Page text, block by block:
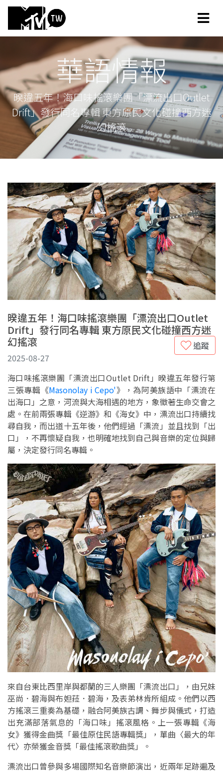
華語情報
暌違五年！海口味搖滾樂團「漂流出口Outlet
Drift」發行同名專輯 東方原民文化碰撞西方迷
幻搖滾
暌違五年！海口味搖滾樂團「漂流出口Outlet
Drift」發行同名專輯 東方原民文化碰撞西方迷
幻搖滾
追蹤
2025-08-27
海口味搖滾樂團「漂流出口Outlet Drift」暌違五年發行第
三張專輯《Masonolay i Cepo'》，為阿美族語中「漂流在
出海口」之意，河流與大海相遇的地方，象徵著生命交會之
處。在前兩張專輯《逆游》和《海女》中，漂流出口持續找
尋自我，而出道十五年後，他們經過「漂流」並且找到「出
口」，不再懷疑自我，也明確地找到自己與音樂的定位與歸
屬，決定發行同名專輯。
來自台東比西里岸與都蘭的三人樂團「漂流出口」，由兄妹
巫尚．碧海與布妲菈．碧海，及表弟林肯所組成。他們以西
方搖滾三重奏為基礎，融合阿美族古調、舞步與儀式，打造
出充滿部落氣息的「海口味」搖滾風格。上一張專輯《海
女》獲得金曲獎「最佳原住民語專輯獎」，單曲〈最大的年
代〉亦榮獲金音獎「最佳搖滾歌曲獎」。
漂流出口曾參與多場國際知名音樂節演出，近兩年足跡遍及